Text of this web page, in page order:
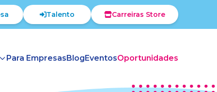
Talento Carreiras Store
Para EmpresasBlogEventosOportunidades